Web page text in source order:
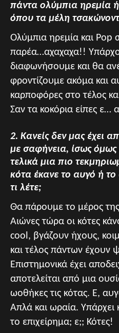
πάντα ολύμπια ηρεμία
όπου τα μέλη
Ολύμπια ηρεμία και Pop
παρέα…αχαχαχα!!
διαφωνήσουμε και θα
φροντίζουμε ακόμα και
καρποφόρες στο τέλος
Σαν τα κοκόρια είπες ε…
2. Κανείς δεν μας έχει
με σαφήνεια, ίσως
τελικά μια πιο
κότα έκανε το αυγό ή το
τι λέτε;
Θα πάρουμε το μέρος
Αιώνες τώρα οι κότες
cool, βγάζουν ήχους,
και τέλος πάντων έχουν
Επιστημονικά έχει
αποτελείται από μια
ωοθήκες τις κότας. Ε,
Απλά και ωραία. Υπάρχει
το επιχείρημα; ε;; Κότες!